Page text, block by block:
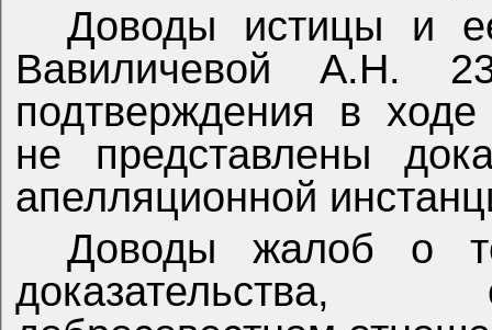
Доводы истицы и
Вавиличевой А.Н.
подтверждения в ходе
не представлены
апелляционной
Доводы жалоб о
доказательства,